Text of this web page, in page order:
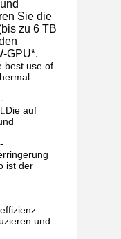
Sie die
zu 6 TB
GPU*.
best use of
auf
ist der
und